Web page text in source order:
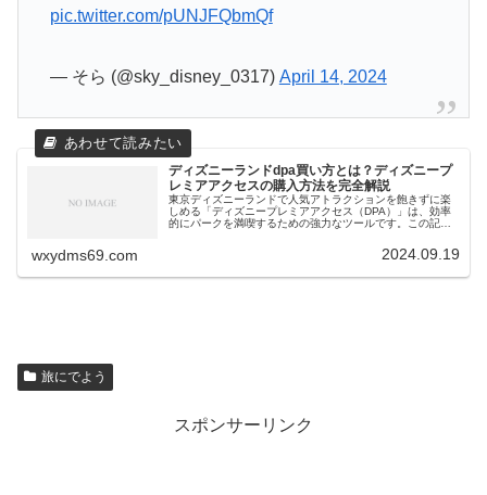
pic.twitter.com/pUNJFQbmQf
— そら (@sky_disney_0317) April 14, 2024
ディズニーランドdpa買い方とは？ディズニープ
レミアアクセスの購入方法を完全解説
東京ディズニーランドで人気アトラクションを飽きずに楽
しめる「ディズニープレミアアクセス（DPA）」は、効率
的にパークを満喫するための強力なツールです。この記事
wxydms69.com 2024.09.19
旅にでよう
スポンサーリンク